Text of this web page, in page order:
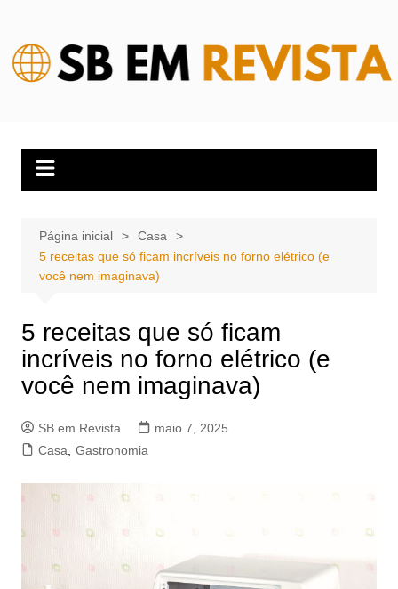
conteúdo
Página inicial
Casa
5 receitas que só ficam incríveis no forno elétrico (e
você nem imaginava)
5 receitas que só ficam
incríveis no forno elétrico (e
você nem imaginava)
SB em Revista
maio 7, 2025
Casa
Gastronomia